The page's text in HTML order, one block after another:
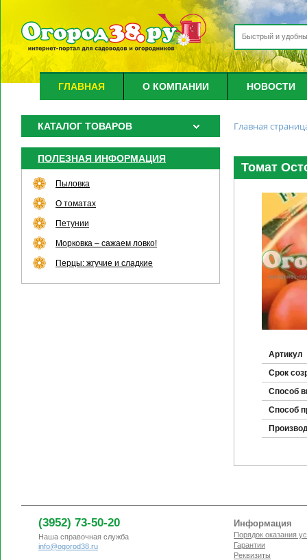
ГЛАВНАЯ О КОМПАНИИ НОВОСТИ
КАТАЛОГ ТОВАРОВ
ПОЛЕЗНАЯ ИНФОРМАЦИЯ
Пыловка
О томатах
Петунии
Морковка – сажаем ловко!
Перцы: жгучие и сладкие
Главная
Томат
Артикул
Срок
Способ
Способ
(3952) 73-50-20
Наша справочная служба
info@ogorod38.ru
Информация
Порядок оказания
Гарантии
Реквизиты